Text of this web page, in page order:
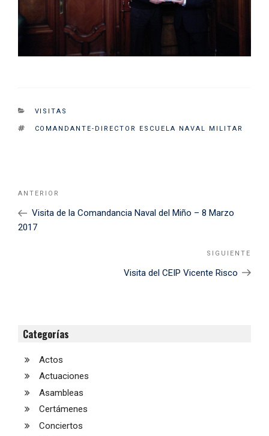
CATEGORIES
VISITAS
TAGS
COMANDANTE-DIRECTOR ESCUELA NAVAL MILITAR
Navegación
entradas
Noticia
Anterior
ANTERIOR
Visita de la Comandancia Naval del Miño – 8 Marzo
2017
SIGUIENTE
Visita del CEIP Vicente Risco
Categorías
Actos
Actuaciones
Asambleas
Certámenes
Conciertos